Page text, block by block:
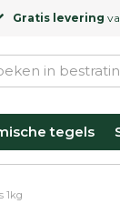
Gratis levering
tegels
1kg